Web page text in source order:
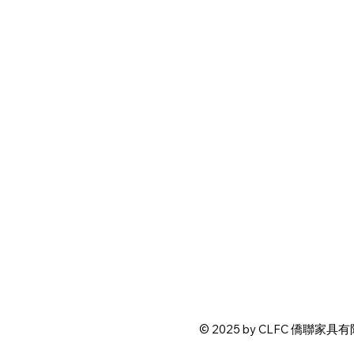
© 2025 by CLFC 僑聯家具有